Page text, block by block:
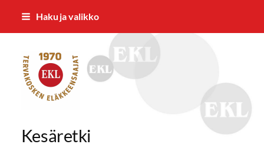
Siirry
Haku ja valikko
Tervakosken Eläkkeensaajat ry
Kesäretki